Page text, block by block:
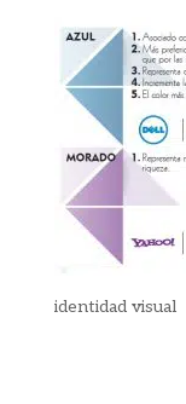
identidad visual